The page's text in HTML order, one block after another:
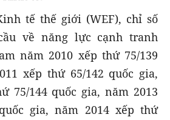
tế thế giới (WEF), chỉ số
về năng lực cạnh tranh
năm 2010 xếp thứ 75/139
xếp thứ 65/142 quốc gia,
75/144 quốc gia, năm 2013
gia, năm 2014 xếp thứ